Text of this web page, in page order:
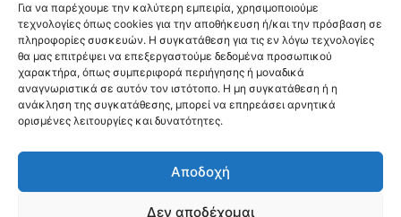
Για να παρέχουμε την καλύτερη εμπειρία, χρησιμοποιούμε
τεχνολογίες όπως cookies για την αποθήκευση ή/και την πρόσβαση σε
πληροφορίες συσκευών. Η συγκατάθεση για τις εν λόγω τεχνολογίες
θα μας επιτρέψει να επεξεργαστούμε δεδομένα προσωπικού
χαρακτήρα, όπως συμπεριφορά περιήγησης ή μοναδικά
αναγνωριστικά σε αυτόν τον ιστότοπο. Η μη συγκατάθεση ή η
ανάκληση της συγκατάθεσης, μπορεί να επηρεάσει αρνητικά
ορισμένες λειτουργίες και δυνατότητες.
Αποδοχή
Δεν αποδέχομαι
ΑΚΟΛΟΥΘΗΣΕ ΜΑΣ
Videos Όροι Χρήσης